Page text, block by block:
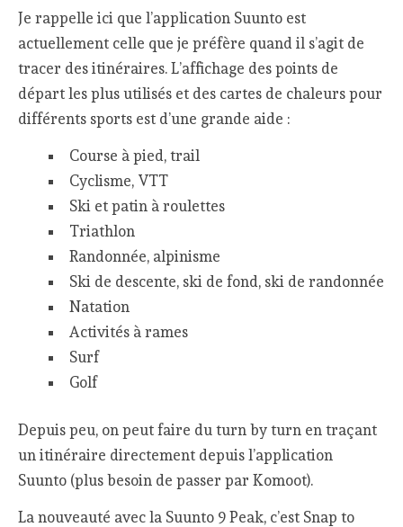
Je rappelle ici que l’application Suunto est
actuellement celle que je préfère quand il s’agit de
tracer des itinéraires. L’affichage des points de
départ les plus utilisés et des cartes de chaleurs pour
différents sports est d’une grande aide :
Course à pied, trail
Cyclisme, VTT
Ski et patin à roulettes
Triathlon
Randonnée, alpinisme
Ski de descente, ski de fond, ski de randonnée
Natation
Activités à rames
Surf
Golf
Depuis peu, on peut faire du turn by turn en traçant
un itinéraire directement depuis l’application
Suunto (plus besoin de passer par Komoot).
La nouveauté avec la Suunto 9 Peak, c’est Snap to